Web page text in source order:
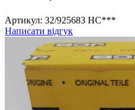
Артикул: 32/925683 НС***
Написати відгук